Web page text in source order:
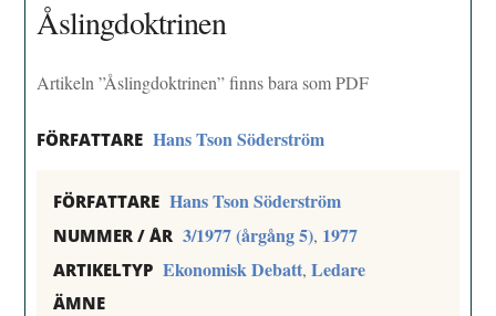
Åslingdoktrinen
Artikeln ”Åslingdoktrinen” finns bara som PDF
FÖRFATTARE Hans Tson Söderström
FÖRFATTARE Hans Tson Söderström
NUMMER / ÅR 3/1977 (årgång 5), 1977
ARTIKELTYP Ekonomisk Debatt,Ledare
ÄMNE